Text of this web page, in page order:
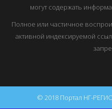
могут содержать
Полное или частичное
активной индексируемой
© 2018 Портал НГ-